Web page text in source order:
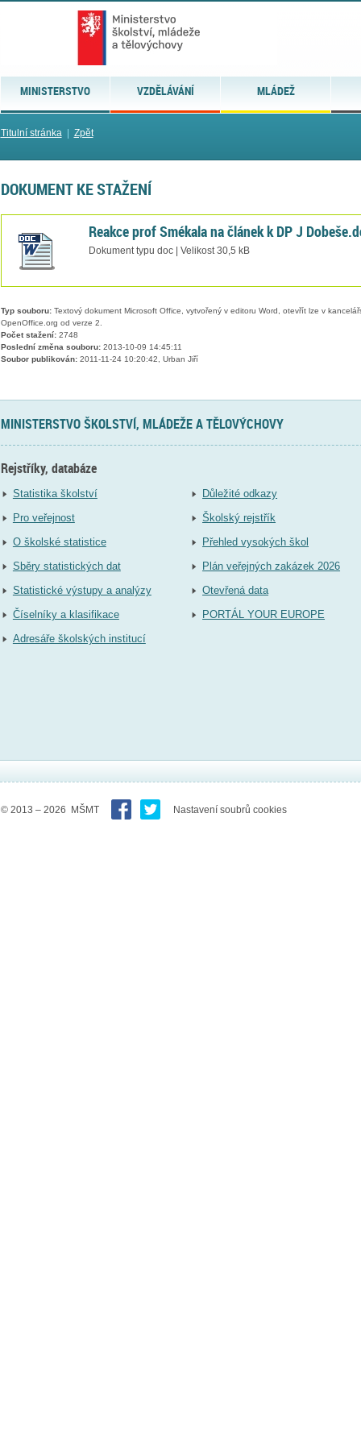
MINISTERSTVO VZDĚLÁVÁNÍ MLÁDEŽ
Titulní stránka| Zpět
DOKUMENT KE STAŽENÍ
Reakce prof Smékala na článek k DP J
Dokument typu doc | Velikost 30,5 kB
Typ souboru:Textový dokument Microsoft Office, vytvořený v editoru Word, otevřít lze v
OpenOffice.org od verze 2.
Počet stažení:2748
Poslední změna souboru:2013-10-09 14:45:11
Soubor publikován:2011-11-24 10:20:42, Urban Jiří
MINISTERSTVO ŠKOLSTVÍ, MLÁDEŽE A TĚLOVÝCHOVY
Rejstříky, databáze
Statistika školství
Pro veřejnost
O školské statistice
Sběry statistických dat
Statistické výstupy a analýzy
Číselníky a klasifikace
Adresáře školských institucí
Důležité odkazy
Školský rejstřík
Přehled vysokých škol
Plán veřejných zakázek 2026
Otevřená data
PORTÁL YOUR EUROPE
© 2013 – 2026 MŠMT Nastavení soubrů cookies